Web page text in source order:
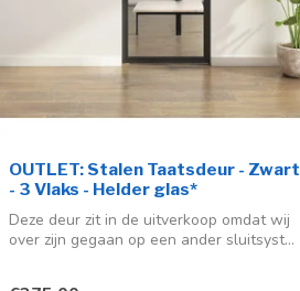
OUTLET: Stalen Taatsdeur - Zwart
- 3 Vlaks - Helder glas*
Deze deur zit in de uitverkoop omdat wij
over zijn gegaan op een ander sluitsyst...